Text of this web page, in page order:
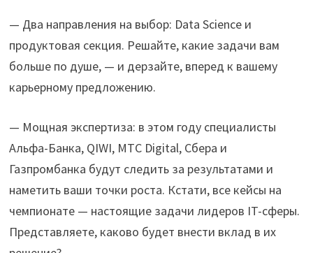
— Два направления на выбор: Data Science и
продуктовая секция. Решайте, какие задачи вам
больше по душе, — и дерзайте, вперед к вашему
карьерному предложению.
— Мощная экспертиза: в этом году специалисты
Альфа-Банка, QIWI, МТС Digital, Сбера и
Газпромбанка будут следить за результатами и
наметить ваши точки роста. Кстати, все кейсы на
чемпионате — настоящие задачи лидеров IT-сферы.
Представляете, каково будет внести вклад в их